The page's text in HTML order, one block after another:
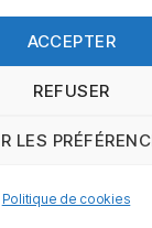
ACCEPTER
REFUSER
LES
Politique de cookies
vue
un temps
étaient ravis !